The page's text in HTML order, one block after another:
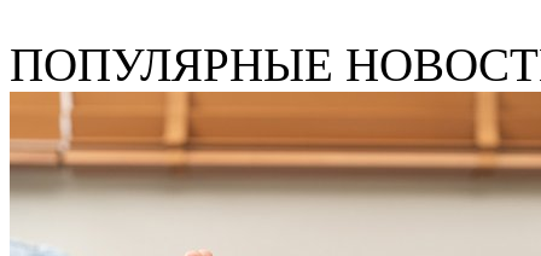
ПОПУЛЯРНЫЕ